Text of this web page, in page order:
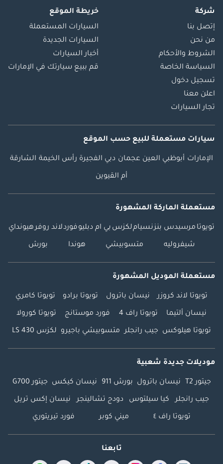
شركة
إتصل بنا
من نحن
الشروط والأحكام
السياسة الخاصة
تسجيل دخول
اعلن معنا
تجار السيارات
خريطة الموقع
السيارات المستعملة
السيارات الجديدة
أخبار السيارات
قم ببيع سيارتك في الإمارات
سيارات مستعملة للبيع حسب الموقع
الإمارات أبوظبي العين عجمان دبي الفجيرة رأس الخيمة الشارقة
أم القيوين
مستعملة الماركة المشهورة
تويوتا مرسيدس بنزنسياملكزس بي ام دبليوفوردلاند روفرهيونداي
شيفروليه متسوبيشي هوندا بورش
مستعملة الموديل المشهورة
تويوتا لاند كروزر نيسان باترول تويوتا برادو تويوتا كامري
نيسان ألتيما تويوتا راف 4 فورد موستانج تويوتا كورولا
تويوتا هيلوكس جيب رانجلر متسوبيشي باجيرو لكزس LS 430
موديلات جديدة شعبية
جيتور T2 نيسان باترول بورش 911 نيسان كيكس جيتور G700
جيب رانجلر كيا سيلتوس دودج تشالينجر نيسان إكس تريل
تويوتا راف ٤ ميني كوبر فورد تيريتوري
تابعنا